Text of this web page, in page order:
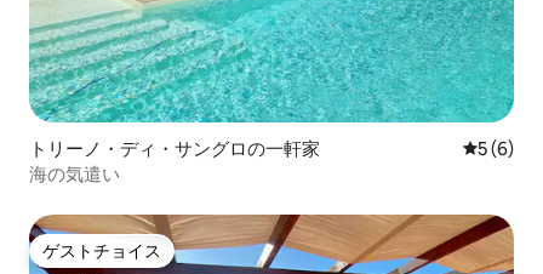
トリーノ・ディ・サングロの一軒家 レビュー
5 (6)
海の気遣い
ゲストチョイス
ゲストチョイス